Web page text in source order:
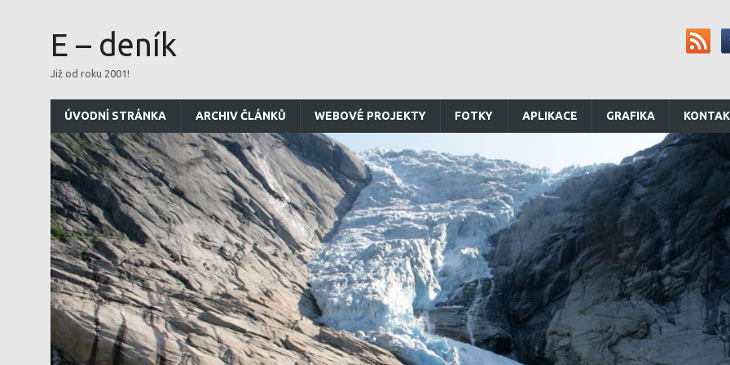
E – deník
Již od roku 2001!
ÚVODNÍ STRÁNKA ARCHIV ČLÁNKŮ WEBOVÉ PROJEKTY FOTKY APLIKACE GRAFIKA